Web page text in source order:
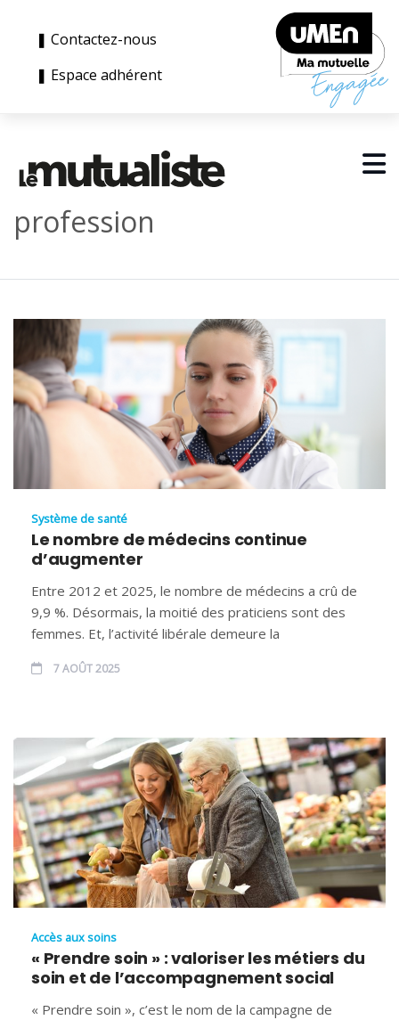
❚ Contactez-nous
❚ Espace adhérent
profession
Système de santé
Le nombre de médecins continue
d’augmenter
Entre 2012 et 2025, le nombre de médecins a crû de
9,9 %. Désormais, la moitié des praticiens sont des
femmes. Et, l’activité libérale demeure la
7 AOÛT 2025
Accès aux soins
« Prendre soin » : valoriser les métiers du
soin et de l’accompagnement social
« Prendre soin », c’est le nom de la campagne de